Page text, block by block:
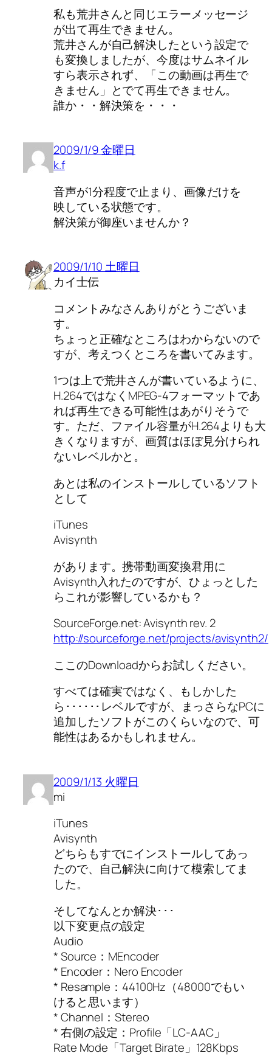
私も荒井さんと同じエラーメッセージ
が出て再生できません。
荒井さんが自己解決したという設定で
も変換しましたが、今度はサムネイル
すら表示されず、「この動画は再生で
きません」とでて再生できません。
誰か・・解決策を・・・
2009/1/9 金曜日
k.f
音声が1分程度で止まり、画像だけを
映している状態です。
解決策が御座いませんか？
2009/1/10 土曜日
カイ士伝
コメントみなさんありがとうございま
す。
ちょっと正確なところはわからないので
すが、考えつくところを書いてみます。
1つは上で荒井さんが書いているように、
H.264ではなくMPEG-4フォーマットであ
れば再生できる可能性はあがりそうで
す。ただ、ファイル容量がH.264よりも大
きくなりますが、画質はほぼ見分けられ
ないレベルかと。
あとは私のインストールしているソフト
として
iTunes
Avisynth
があります。携帯動画変換君用に
Avisynth入れたのですが、ひょっとした
らこれが影響しているかも？
SourceForge.net: Avisynth rev. 2
http://sourceforge.net/projects/avisynth2/
ここのDownloadからお試しください。
すべては確実ではなく、もしかした
ら･･････レベルですが、まっさらなPCに
追加したソフトがこのくらいなので、可
能性はあるかもしれません。
2009/1/13 火曜日
mi
iTunes
Avisynth
どちらもすでにインストールしてあっ
たので、自己解決に向けて模索してま
した。
そしてなんとか解決･･･
以下変更点の設定
Audio
* Source：MEncoder
* Encoder：Nero Encoder
* Resample：44100Hz（48000でもい
けると思います）
* Channel：Stereo
* 右側の設定：Profile「LC-AAC」
Rate Mode「Target Birate」128Kbps